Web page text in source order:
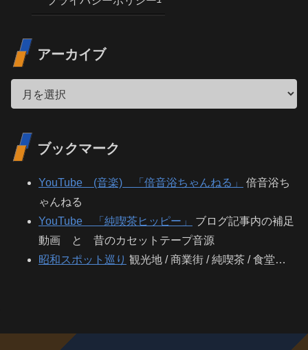
アーカイブ
ブックマーク
YouTube (音楽) 「倍音浴ちゃんねる」
倍音浴ち
ゃんねる
YouTube 「純喫茶ヒッピー」
ブログ記事内の補足
動画 と 昔のカセットテープ音源
昭和スポット巡り 観光地 / 商業街 / 純喫茶 / 食堂…